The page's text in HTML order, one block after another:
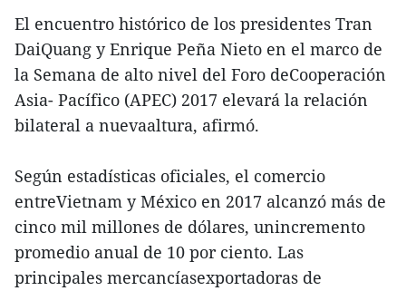
El encuentro histórico de los presidentes Tran
DaiQuang y Enrique Peña Nieto en el marco de
la Semana de alto nivel del Foro deCooperación
Asia- Pacífico (APEC) 2017 elevará la relación
bilateral a nuevaaltura, afirmó.
Según estadísticas oficiales, el comercio
entreVietnam y México en 2017 alcanzó más de
cinco mil millones de dólares, unincremento
promedio anual de 10 por ciento. Las
principales mercancíasexportadoras de